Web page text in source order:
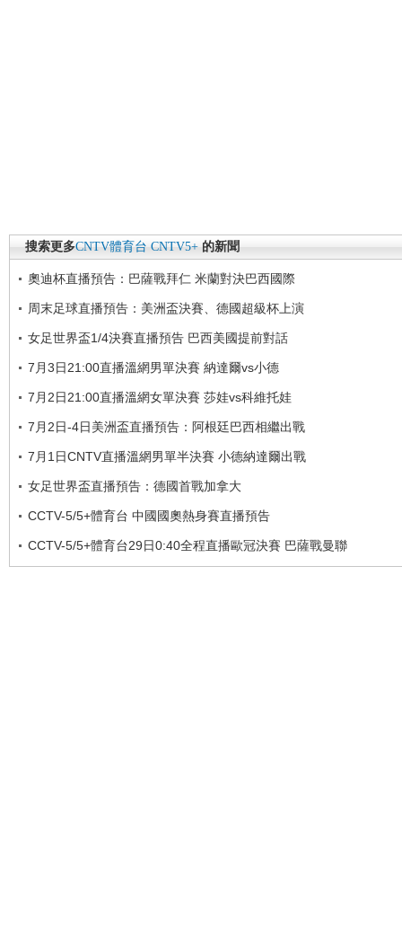
搜索更多CNTV體育台 CNTV5+ 的新聞
奧迪杯直播預告：巴薩戰拜仁 米蘭對決巴西國際
周末足球直播預告：美洲盃決賽、德國超級杯上演
女足世界盃1/4決賽直播預告 巴西美國提前對話
7月3日21:00直播溫網男單決賽 納達爾vs小德
7月2日21:00直播溫網女單決賽 莎娃vs科維托娃
7月2日-4日美洲盃直播預告：阿根廷巴西相繼出戰
7月1日CNTV直播溫網男單半決賽 小德納達爾出戰
女足世界盃直播預告：德國首戰加拿大
CCTV-5/5+體育台 中國國奧熱身賽直播預告
CCTV-5/5+體育台29日0:40全程直播歐冠決賽 巴薩戰曼聯